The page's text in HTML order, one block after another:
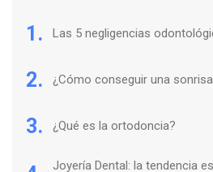
1. Las 5 negligencias
2. ¿Cómo conseguir una
3. ¿Qué es la ortodoncia?
Joyería Dental: la tendencia